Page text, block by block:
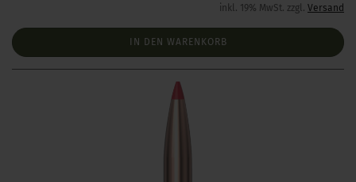
inkl. 19% MwSt. zzgl. Versand
IN DEN WARENKORB